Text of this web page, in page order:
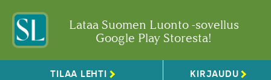
Lataa Suomen Luonto -sovellus
Google Play Storesta!
TILAA LEHTI KIRJAUDU